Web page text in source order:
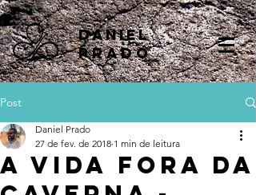
DANIEL
PRADO
Post
A Vida Fora da
Daniel Prado
27 de fev. de 2018 1 min de leitura